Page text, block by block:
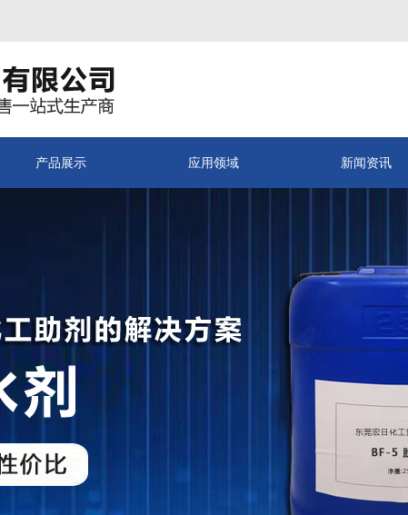
产品展示 应用领域 新闻资讯